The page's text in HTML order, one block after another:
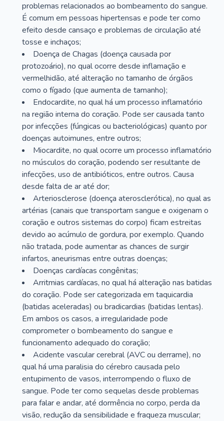
problemas relacionados ao bombeamento do sangue.
É comum em pessoas hipertensas e pode ter como
efeito desde cansaço e problemas de circulação até
tosse e inchaços;
Doença de Chagas (doença causada por
protozoário), no qual ocorre desde inflamação e
vermelhidão, até alteração no tamanho de órgãos
como o fígado (que aumenta de tamanho);
Endocardite, no qual há um processo inflamatório
na região interna do coração. Pode ser causada tanto
por infecções (fúngicas ou bacteriológicas) quanto por
doenças autoimunes, entre outros;
Miocardite, no qual ocorre um processo inflamatório
no músculos do coração, podendo ser resultante de
infecções, uso de antibióticos, entre outros. Causa
desde falta de ar até dor;
Arteriosclerose (doença aterosclerótica), no qual as
artérias (canais que transportam sangue e oxigenam o
coração e outros sistemas do corpo) ficam estreitas
devido ao acúmulo de gordura, por exemplo. Quando
não tratada, pode aumentar as chances de surgir
infartos, aneurismas entre outras doenças;
Doenças cardíacas congênitas;
Arritmias cardíacas, no qual há alteração nas batidas
do coração. Pode ser categorizada em taquicardia
(batidas aceleradas) ou bradicardias (batidas lentas).
Em ambos os casos, a irregularidade pode
comprometer o bombeamento do sangue e
funcionamento adequado do coração;
Acidente vascular cerebral (AVC ou derrame), no
qual há uma paralisia do cérebro causada pelo
entupimento de vasos, interrompendo o fluxo de
sangue. Pode ter como sequelas desde problemas
para falar e andar, até dormência no corpo, perda da
visão, redução da sensibilidade e fraqueza muscular;